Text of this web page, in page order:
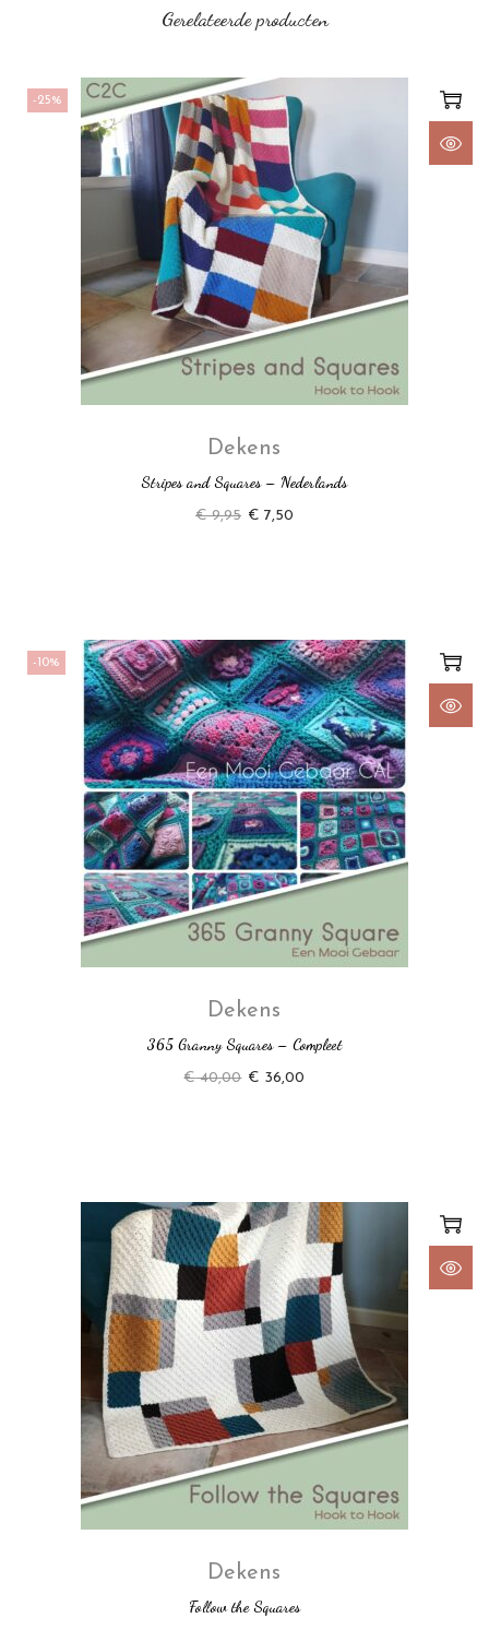
Gerelateerde producten
-25%
Dekens
Stripes and Squares – Nederlands
€9,95 € 7,50
-10%
Dekens
365 Granny Squares – Compleet
€40,00 € 36,00
Dekens
Follow the Squares